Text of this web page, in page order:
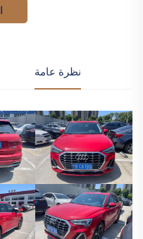
نظرة عامة